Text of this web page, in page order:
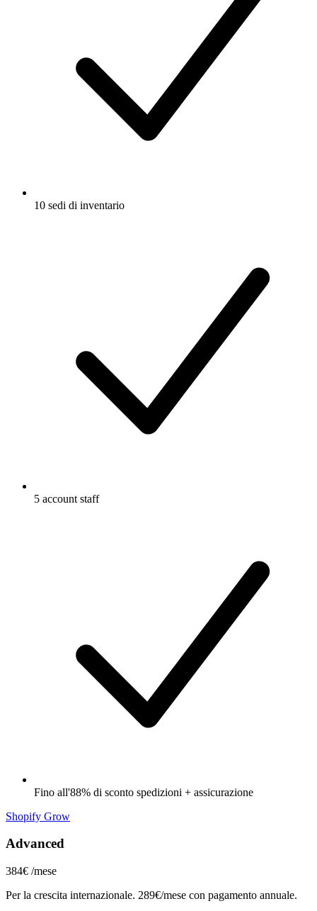
10 sedi di inventario
5 account staff
Fino all'88% di sconto spedizioni + assicurazione
Shopify Grow
Advanced
384€ /mese
Per la crescita internazionale. 289€/mese con pagamento annuale.